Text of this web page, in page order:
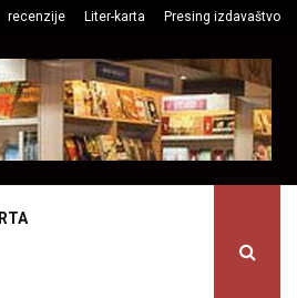
recenzije Liter-karta Presing izdavaštvo